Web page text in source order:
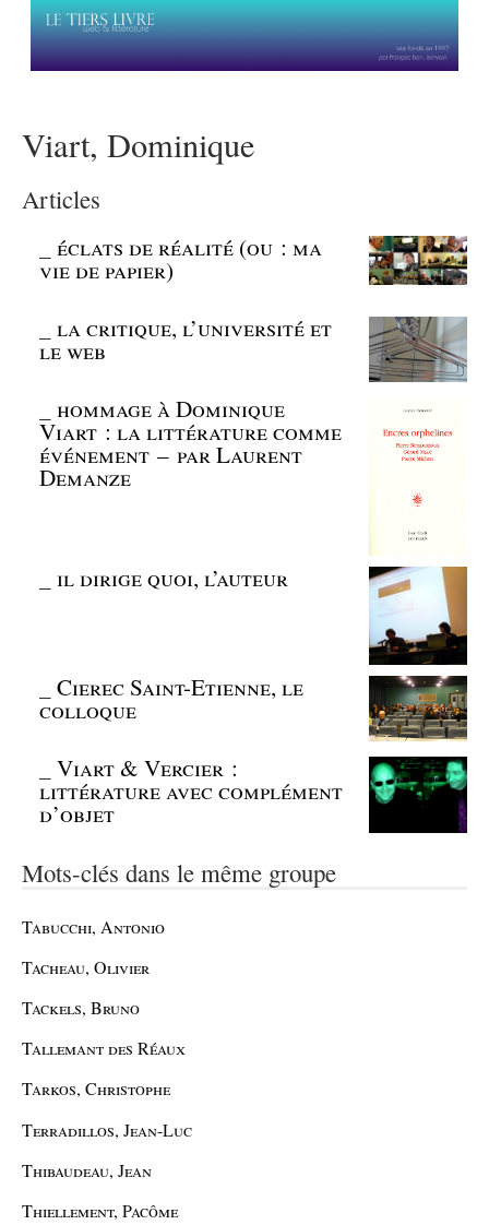
Viart, Dominique
Articles
_éclats de réalité (ou : ma
vie de papier)
_la critique, l’université et
le web
_hommage à Dominique
Viart : la littérature comme
événement – par Laurent
Demanze
_il dirige quoi, l’auteur
_Cierec Saint-Etienne, le
colloque
_Viart & Vercier :
littérature avec complément
d’objet
Mots-clés dans le même groupe
Tabucchi, Antonio
Tacheau, Olivier
Tackels, Bruno
Tallemant des Réaux
Tarkos, Christophe
Terradillos, Jean-Luc
Thibaudeau, Jean
Thiellement, Pacôme